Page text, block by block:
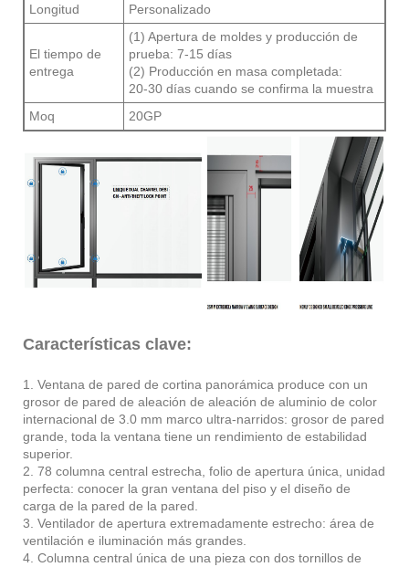
Longitud
Personalizado
El tiempo de
entrega
(1) Apertura de moldes y producción de
prueba: 7-15 días
(2) Producción en masa completada:
20-30 días cuando se confirma la muestra
Moq
20GP
Características clave:
1. Ventana de pared de cortina panorámica produce con un
grosor de pared de aleación de aleación de aluminio de color
internacional de 3.0 mm marco ultra-narridos: grosor de pared
grande, toda la ventana tiene un rendimiento de estabilidad
superior.
2. 78 columna central estrecha, folio de apertura única, unidad
perfecta: conocer la gran ventana del piso y el diseño de
carga de la pared de la pared.
3. Ventilador de apertura extremadamente estrecho: área de
ventilación e iluminación más grandes.
4. Columna central única de una pieza con dos tornillos de